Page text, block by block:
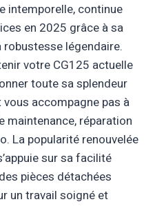
intemporelle, continue
en 2025 grâce à sa
légendaire.
votre CG125 actuelle
toute sa splendeur
vous accompagne pas à
maintenance, réparation
La popularité renouvelée
sur sa facilité
pièces détachées
un travail soigné et